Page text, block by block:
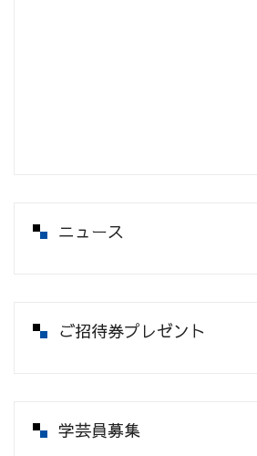
ニュース
ご招待券プレゼント
学芸員募集